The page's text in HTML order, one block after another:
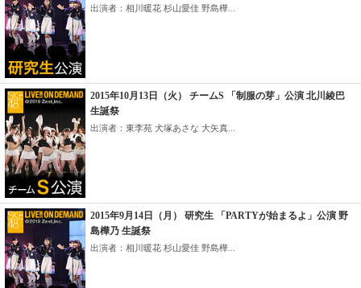
出演者：相川暖花 杉山愛佳 野島樺...
2015年10月13日（火） チームS 「制服の芽」公演 北川綾巴
生誕祭
出演者：東李苑 犬塚あさな 大矢真...
2015年9月14日（月） 研究生 「PARTYが始まるよ」公演 野
島樺乃 生誕祭
出演者：相川暖花 杉山愛佳 野島樺...